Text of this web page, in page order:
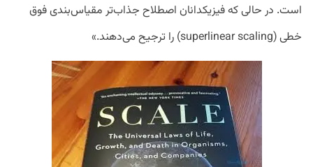
است. در حالی که فیزیکدانان اصطلاح جذاب‌تر مقیاس‌بندی فوق
خطی (superlinear scaling) را ترجیح می‌دهند.»